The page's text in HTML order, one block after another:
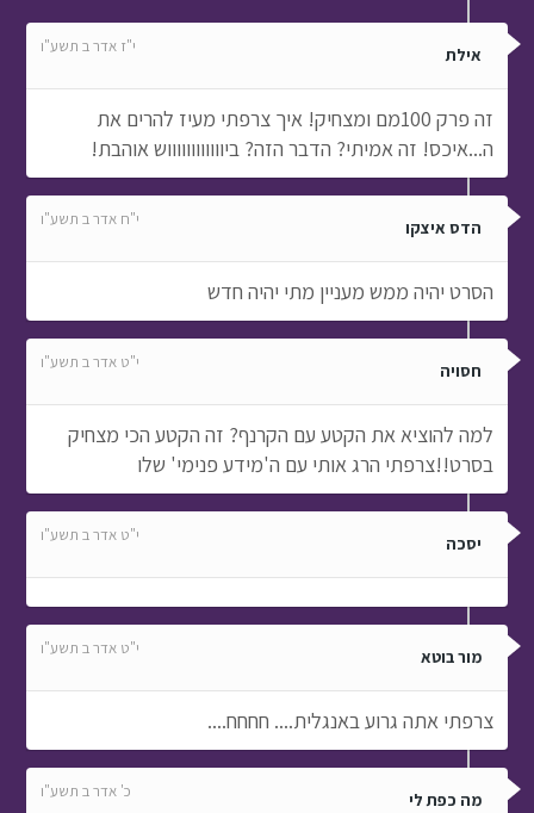
אילת י"ז אדר ב תשע"ו
זה פרק 100מם ומצחיק! איך צרפתי מעיז להרים את
ה...איכס! זה אמיתי? הדבר הזה? ביווווווווווווש אוהבת!
הדס איצקו י"ח אדר ב תשע"ו
הסרט יהיה ממש מעניין מתי יהיה חדש
חסויה י"ט אדר ב תשע"ו
למה להוציא את הקטע עם הקרנף? זה הקטע הכי מצחיק
בסרט!!צרפתי הרג אותי עם ה'מידע פנימי' שלו
יסכה י"ט אדר ב תשע"ו
מור בוטא י"ט אדר ב תשע"ו
צרפתי אתה גרוע באנגלית.... חחחח....
מה כפת לי כ' אדר ב תשע"ו